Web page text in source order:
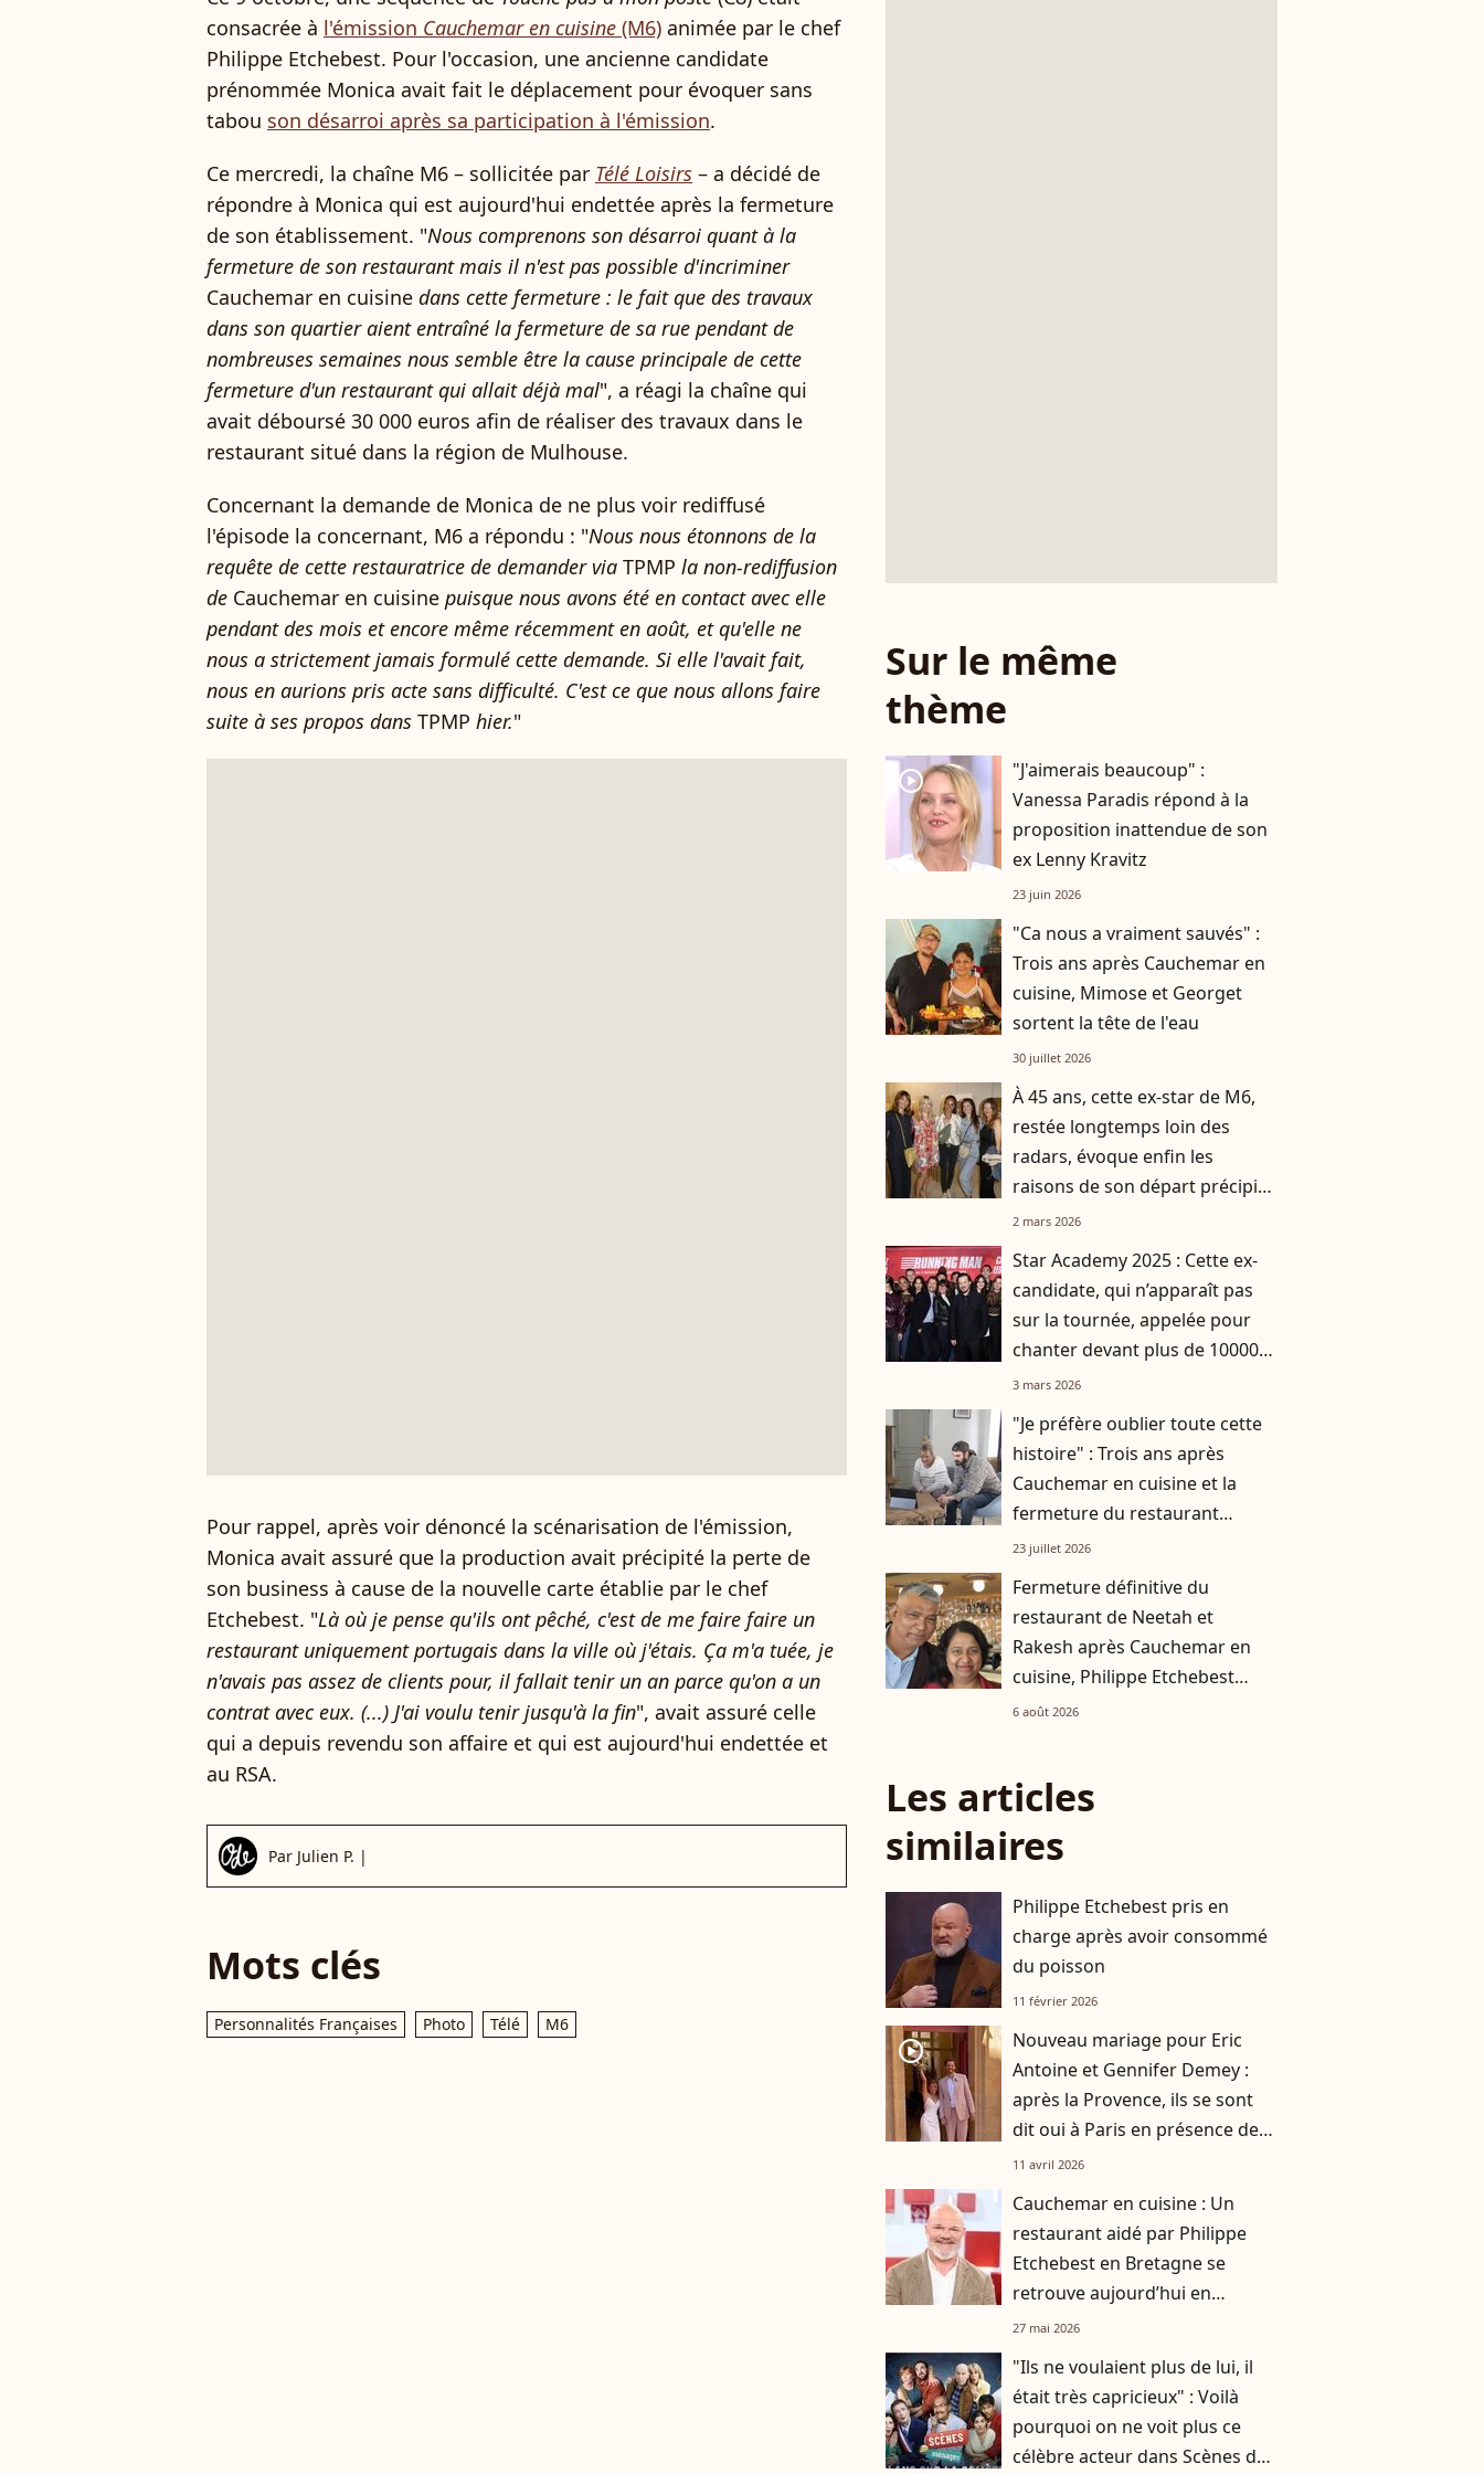
consacrée à l'émission Cauchemar en cuisine (M6) animée par le chef
Philippe Etchebest. Pour l'occasion, une ancienne candidate
prénommée Monica avait fait le déplacement pour évoquer sans
tabou son désarroi après sa participation à l'émission.
Ce mercredi, la chaîne M6 – sollicitée par Télé Loisirs – a décidé de
répondre à Monica qui est aujourd'hui endettée après la fermeture
de son établissement. "Nous comprenons son désarroi quant à la
fermeture de son restaurant mais il n'est pas possible d'incriminer
Cauchemar en cuisine dans cette fermeture : le fait que des travaux
dans son quartier aient entraîné la fermeture de sa rue pendant de
nombreuses semaines nous semble être la cause principale de cette
fermeture d'un restaurant qui allait déjà mal", a réagi la chaîne qui
avait déboursé 30 000 euros afin de réaliser des travaux dans le
restaurant situé dans la région de Mulhouse.
Concernant la demande de Monica de ne plus voir rediffusé
l'épisode la concernant, M6 a répondu : "Nous nous étonnons de la
requête de cette restauratrice de demander via TPMP la non-rediffusion
de Cauchemar en cuisine puisque nous avons été en contact avec elle
pendant des mois et encore même récemment en août, et qu'elle ne
nous a strictement jamais formulé cette demande. Si elle l'avait fait,
nous en aurions pris acte sans difficulté. C'est ce que nous allons faire
suite à ses propos dans TPMP hier."
Pour rappel, après voir dénoncé la scénarisation de l'émission,
Monica avait assuré que la production avait précipité la perte de
son business à cause de la nouvelle carte établie par le chef
Etchebest. "Là où je pense qu'ils ont pêché, c'est de me faire faire un
restaurant uniquement portugais dans la ville où j'étais. Ça m'a tuée, je
n'avais pas assez de clients pour, il fallait tenir un an parce qu'on a un
contrat avec eux. (...) J'ai voulu tenir jusqu'à la fin", avait assuré celle
qui a depuis revendu son affaire et qui est aujourd'hui endettée et
au RSA.
Par Julien P. |
Mots clés
Personnalités Françaises Photo Télé M6
Sur le même
thème
player2
"J'aimerais beaucoup" :
Vanessa Paradis répond à la
proposition inattendue de son
ex Lenny Kravitz
23 juin 2026
"Ca nous a vraiment sauvés" :
Trois ans après Cauchemar en
cuisine, Mimose et Georget
sortent la tête de l'eau
30 juillet 2026
À 45 ans, cette ex-star de M6,
restée longtemps loin des
radars, évoque enfin les
raisons de son départ précipité
de la télévision
2 mars 2026
Star Academy 2025 : Cette ex-
candidate, qui n’apparaît pas
sur la tournée, appelée pour
chanter devant plus de 10000
personnes
3 mars 2026
"Je préfère oublier toute cette
histoire" : Trois ans après
Cauchemar en cuisine et la
fermeture du restaurant
familial, que deviennent
23 juillet 2026
Fermeture définitive du
restaurant de Neetah et
Rakesh après Cauchemar en
cuisine, Philippe Etchebest
pensait les avoir sauvés
6 août 2026
Les articles
similaires
Philippe Etchebest pris en
charge après avoir consommé
du poisson
11 février 2026
player2
Nouveau mariage pour Eric
Antoine et Gennifer Demey :
après la Provence, ils se sont
dit oui à Paris en présence de
plusieurs personnalités
11 avril 2026
Cauchemar en cuisine : Un
restaurant aidé par Philippe
Etchebest en Bretagne se
retrouve aujourd’hui en
liquidation
27 mai 2026
"Ils ne voulaient plus de lui, il
était très capricieux" : Voilà
pourquoi on ne voit plus ce
célèbre acteur dans Scènes de